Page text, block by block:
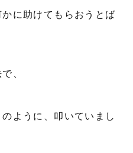
に助けてもらおうとば
、
ように、叩いていまし